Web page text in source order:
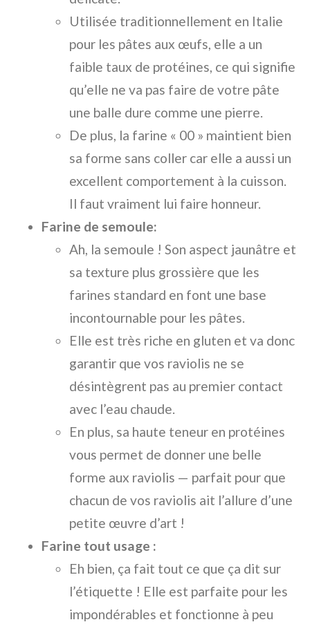
Utilisée traditionnellement en Italie
pour les pâtes aux œufs, elle a un
faible taux de protéines, ce qui signifie
qu’elle ne va pas faire de votre pâte
une balle dure comme une pierre.
De plus, la farine « 00 » maintient bien
sa forme sans coller car elle a aussi un
excellent comportement à la cuisson.
Il faut vraiment lui faire honneur.
Farine de semoule:
Ah, la semoule ! Son aspect jaunâtre et
sa texture plus grossière que les
farines standard en font une base
incontournable pour les pâtes.
Elle est très riche en gluten et va donc
garantir que vos raviolis ne se
désintègrent pas au premier contact
avec l’eau chaude.
En plus, sa haute teneur en protéines
vous permet de donner une belle
forme aux raviolis — parfait pour que
chacun de vos raviolis ait l’allure d’une
petite œuvre d’art !
Farine tout usage :
Eh bien, ça fait tout ce que ça dit sur
l’étiquette ! Elle est parfaite pour les
impondérables et fonctionne à peu